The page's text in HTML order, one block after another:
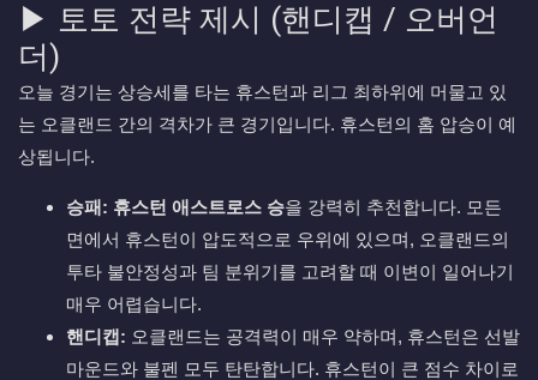
▶ 토토 전략 제시 (핸디캡 / 오버언
더)
오늘 경기는 상승세를 타는 휴스턴과 리그 최하위에 머물고 있
는 오클랜드 간의 격차가 큰 경기입니다. 휴스턴의 홈 압승이 예
상됩니다.
승패: 휴스턴 애스트로스 승을 강력히 추천합니다. 모든
면에서 휴스턴이 압도적으로 우위에 있으며, 오클랜드의
투타 불안정성과 팀 분위기를 고려할 때 이변이 일어나기
매우 어렵습니다.
핸디캡: 오클랜드는 공격력이 매우 약하며, 휴스턴은 선발
마운드와 불펜 모두 탄탄합니다. 휴스턴이 큰 점수 차이로